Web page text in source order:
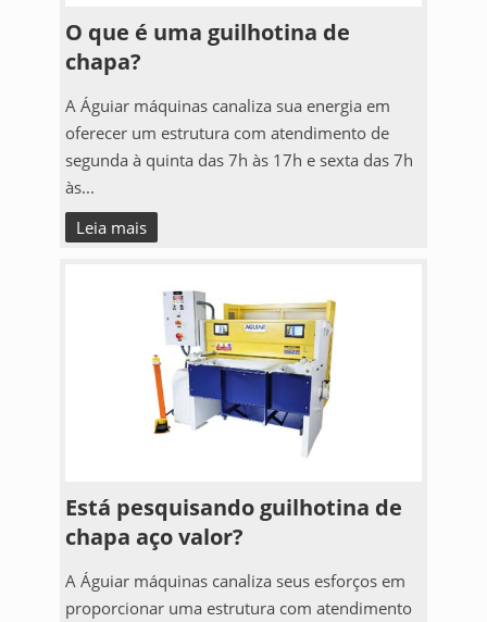
O que é uma guilhotina de
chapa?
A Águiar máquinas canaliza sua energia em
oferecer um estrutura com atendimento de
segunda à quinta das 7h às 17h e sexta das 7h
às...
Leia mais
Está pesquisando guilhotina de
chapa aço valor?
A Águiar máquinas canaliza seus esforços em
proporcionar uma estrutura com atendimento